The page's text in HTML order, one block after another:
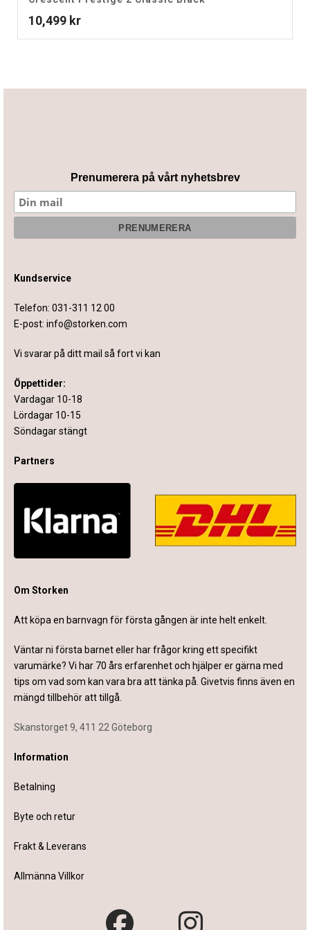
10,499 kr
Prenumerera på vårt nyhetsbrev
Kundservice
Telefon: 031-311 12 00
E-post: info@storken.com
Vi svarar på ditt mail så fort vi kan
Öppettider:
Vardagar 10-18
Lördagar 10-15
Söndagar stängt
Partners
Om Storken
Att köpa en barnvagn för första gången är inte helt enkelt.
Väntar ni första barnet eller har frågor kring ett specifikt
varumärke? Vi har 70 års erfarenhet och hjälper er gärna med
tips om vad som kan vara bra att tänka på. Givetvis finns även en
mängd tillbehör att tillgå.
Skanstorget 9, 411 22 Göteborg
Information
Betalning
Byte och retur
Frakt & Leverans
Allmänna Villkor